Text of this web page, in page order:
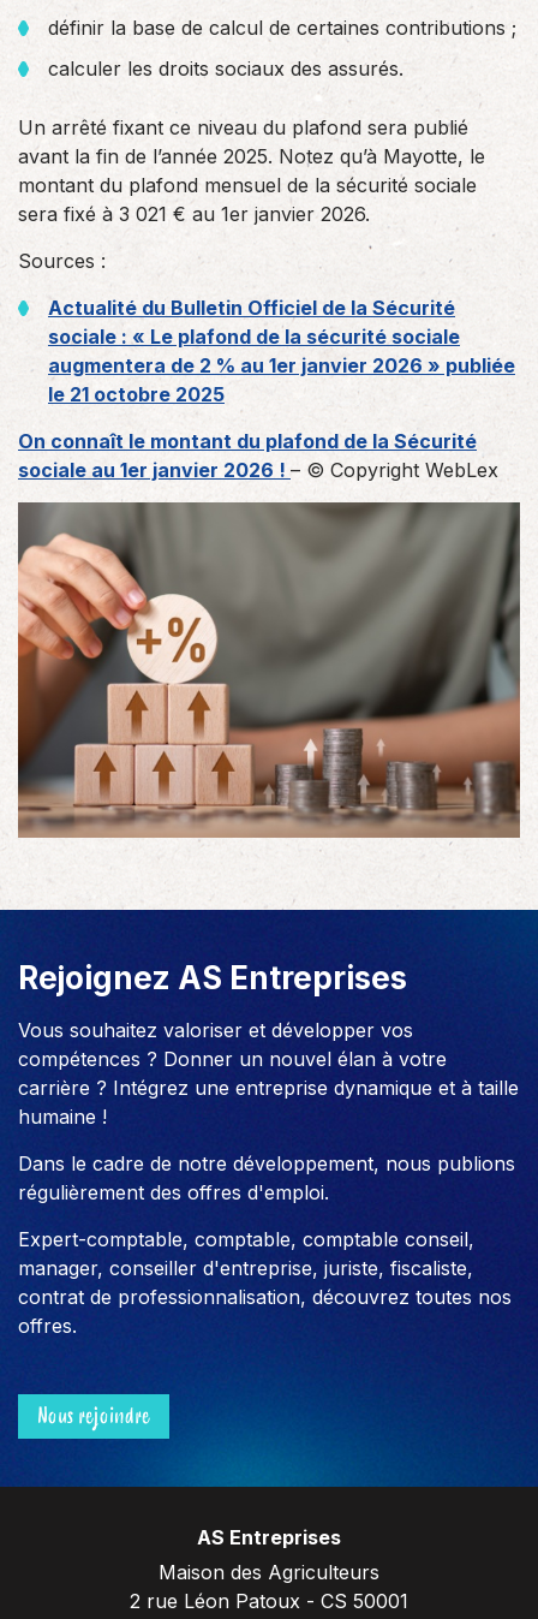
définir la base de calcul de certaines contributions ;
calculer les droits sociaux des assurés.
Un arrêté fixant ce niveau du plafond sera publié
avant la fin de l’année 2025. Notez qu’à Mayotte, le
montant du plafond mensuel de la sécurité sociale
sera fixé à 3 021 € au 1er janvier 2026.
Sources :
Actualité du Bulletin Officiel de la Sécurité
sociale : « Le plafond de la sécurité sociale
augmentera de 2 % au 1er janvier 2026 » publiée
le 21 octobre 2025
On connaît le montant du plafond de la Sécurité
sociale au 1er janvier 2026 ! – © Copyright WebLex
Rejoignez AS Entreprises
Vous souhaitez valoriser et développer vos
compétences ? Donner un nouvel élan à votre
carrière ? Intégrez une entreprise dynamique et à taille
humaine !
Dans le cadre de notre développement, nous publions
régulièrement des offres d'emploi.
Expert-comptable, comptable, comptable conseil,
manager, conseiller d'entreprise, juriste, fiscaliste,
contrat de professionnalisation, découvrez toutes nos
offres.
Nous rejoindre
AS Entreprises
Maison des Agriculteurs
2 rue Léon Patoux - CS 50001